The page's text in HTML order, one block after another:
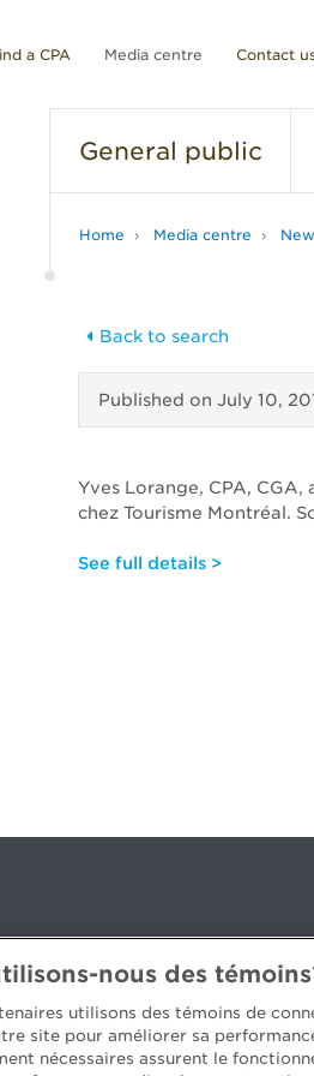
a CPA Media centre Contact
General public
Home Media centre
Back to search
Published on July 10,
Yves Lorange, CPA,
chez Tourisme Montréal.
See full details >
(Québec) H3B 2G2
nous des
utilisons des témoins de
site pour améliorer sa
nécessaires assurent le